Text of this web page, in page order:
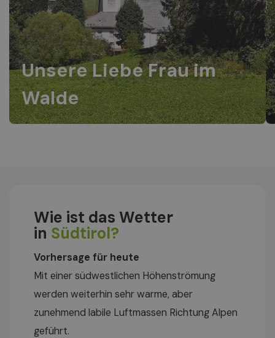
Unsere Liebe Frau im
Walde
Wie ist das Wetter
in Südtirol?
Vorhersage für heute
Mit einer südwestlichen Höhenströmung
werden weiterhin sehr warme, aber
zunehmend labile Luftmassen Richtung Alpen
geführt.